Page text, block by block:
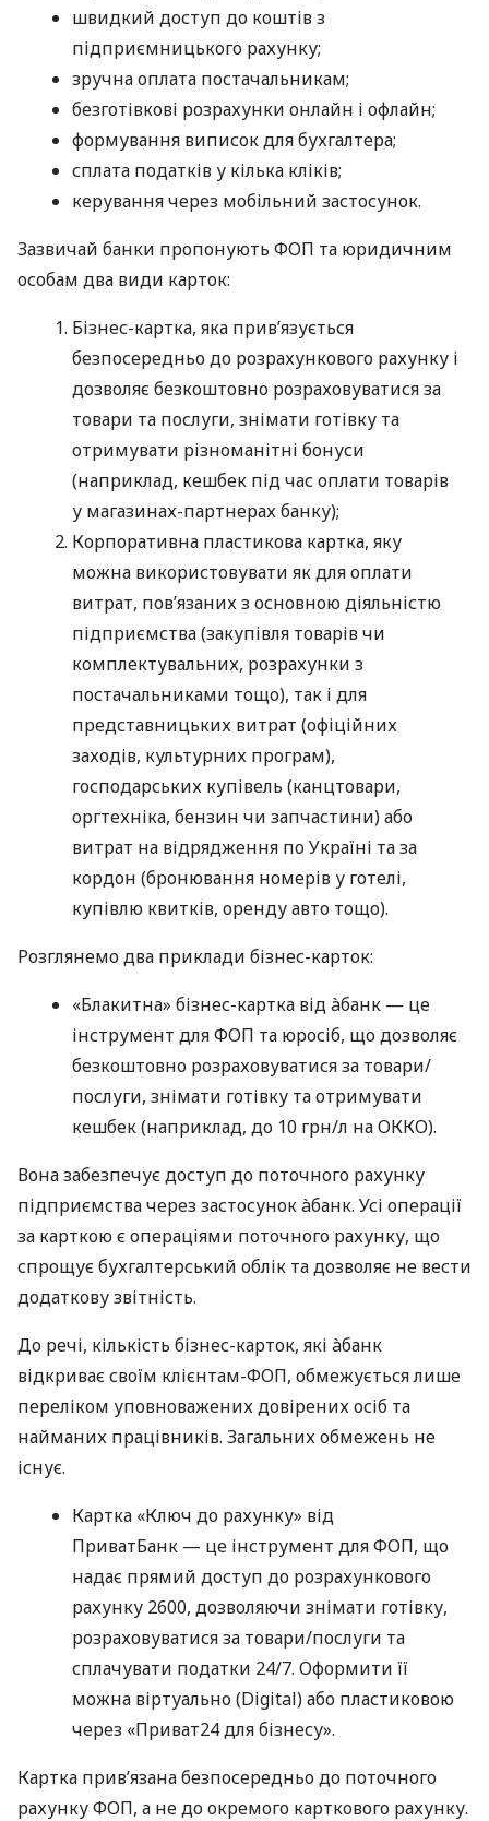
швидкий доступ до коштів з
підприємницького рахунку;
зручна оплата постачальникам;
безготівкові розрахунки онлайн і офлайн;
формування виписок для бухгалтера;
сплата податків у кілька кліків;
керування через мобільний застосунок.
Зазвичай банки пропонують ФОП та юридичним
особам два види карток:
Бізнес-картка, яка прив’язується
безпосередньо до розрахункового рахунку і
дозволяє безкоштовно розраховуватися за
товари та послуги, знімати готівку та
отримувати різноманітні бонуси
(наприклад, кешбек під час оплати товарів
у магазинах-партнерах банку);
Корпоративна пластикова картка, яку
можна використовувати як для оплати
витрат, пов’язаних з основною діяльністю
підприємства (закупівля товарів чи
комплектувальних, розрахунки з
постачальниками тощо), так і для
представницьких витрат (офіційних
заходів, культурних програм),
господарських купівель (канцтовари,
оргтехніка, бензин чи запчастини) або
витрат на відрядження по Україні та за
кордон (бронювання номерів у готелі,
купівлю квитків, оренду авто тощо).
Розглянемо два приклади бізнес-карток:
«Блакитна» бізнес-картка від àбанк — це
інструмент для ФОП та юросіб, що дозволяє
безкоштовно розраховуватися за товари/
послуги, знімати готівку та отримувати
кешбек (наприклад, до 10 грн/л на ОККО).
Вона забезпечує доступ до поточного рахунку
підприємства через застосунок àбанк. Усі операції
за карткою є операціями поточного рахунку, що
спрощує бухгалтерський облік та дозволяє не вести
додаткову звітність.
До речі, кількість бізнес-карток, які àбанк
відкриває своїм клієнтам-ФОП, обмежується лише
переліком уповноважених довірених осіб та
найманих працівників. Загальних обмежень не
існує.
Картка «Ключ до рахунку» від
ПриватБанк — це інструмент для ФОП, що
надає прямий доступ до розрахункового
рахунку 2600, дозволяючи знімати готівку,
розраховуватися за товари/послуги та
сплачувати податки 24/7. Оформити її
можна віртуально (Digital) або пластиковою
через «Приват24 для бізнесу».
Картка прив’язана безпосередньо до поточного
рахунку ФОП, а не до окремого карткового рахунку.